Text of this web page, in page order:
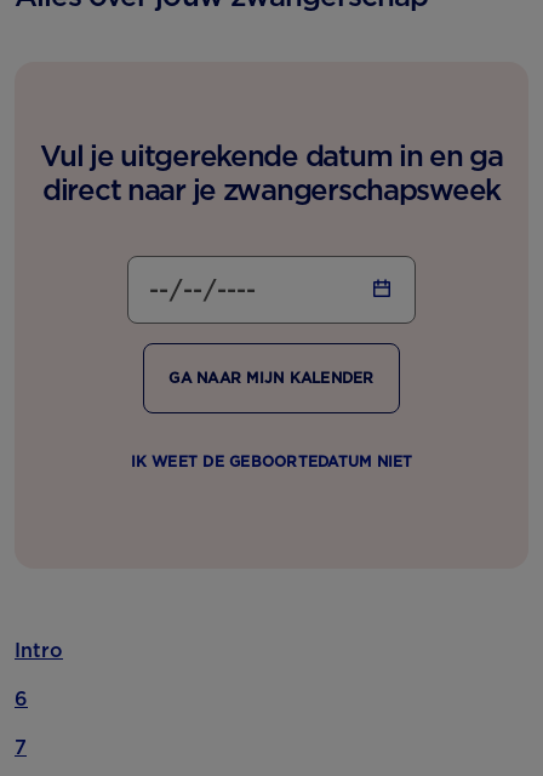
Vul je uitgerekende datum in en ga
direct naar je zwangerschapsweek
GA NAAR MIJN KALENDER
IK WEET DE GEBOORTEDATUM NIET
Intro
6
7